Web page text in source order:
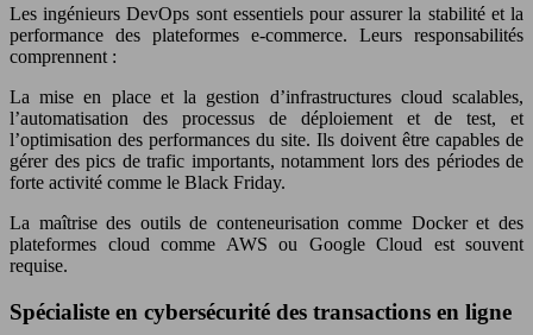
Les ingénieurs DevOps sont essentiels pour assurer la stabilité et la
performance des plateformes e-commerce. Leurs responsabilités
comprennent :
La mise en place et la gestion d’infrastructures cloud scalables,
l’automatisation des processus de déploiement et de test, et
l’optimisation des performances du site. Ils doivent être capables de
gérer des pics de trafic importants, notamment lors des périodes de
forte activité comme le Black Friday.
La maîtrise des outils de conteneurisation comme Docker et des
plateformes cloud comme AWS ou Google Cloud est souvent
requise.
Spécialiste en cybersécurité des transactions en ligne